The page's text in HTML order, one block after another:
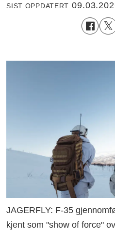
SIST OPPDATERT
JAGERFLY: F-35
kjent som "show of force"